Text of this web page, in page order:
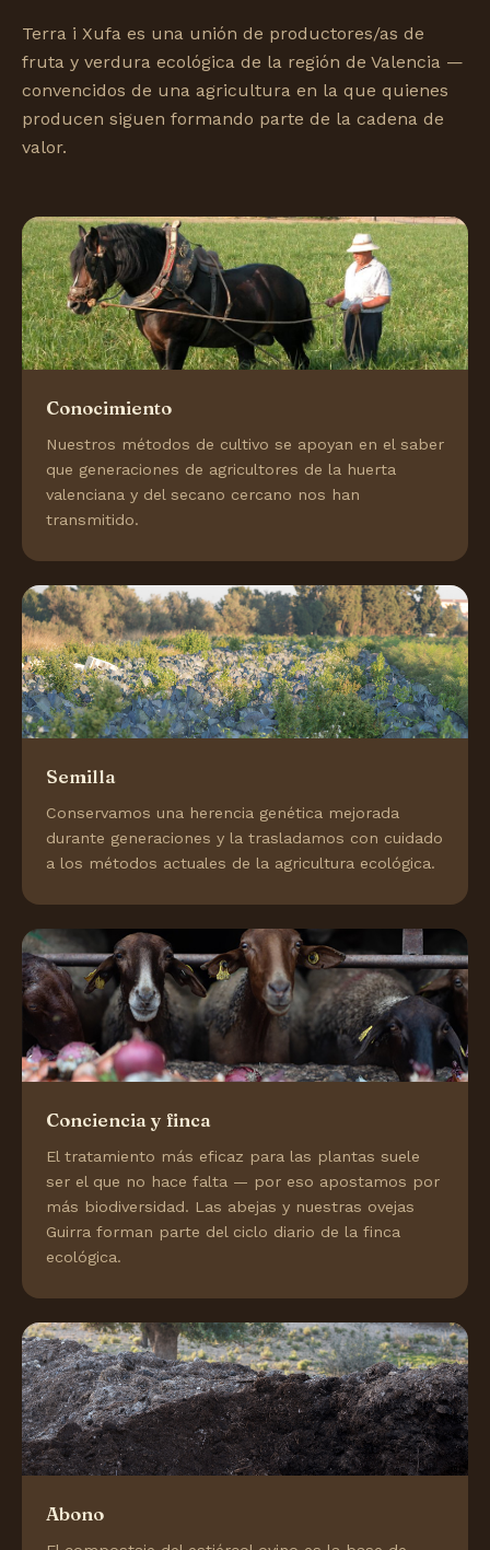
Terra i Xufa es una unión de productores/as de
fruta y verdura ecológica de la región de Valencia —
convencidos de una agricultura en la que quienes
producen siguen formando parte de la cadena de
valor.
Conocimiento
Nuestros métodos de cultivo se apoyan en el saber
que generaciones de agricultores de la huerta
valenciana y del secano cercano nos han
transmitido.
Semilla
Conservamos una herencia genética mejorada
durante generaciones y la trasladamos con cuidado
a los métodos actuales de la agricultura ecológica.
Conciencia y finca
El tratamiento más eficaz para las plantas suele
ser el que no hace falta — por eso apostamos por
más biodiversidad. Las abejas y nuestras ovejas
Guirra forman parte del ciclo diario de la finca
ecológica.
Abono